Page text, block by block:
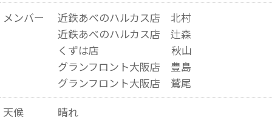
メンバー
近鉄あべのハルカス店 北村
近鉄あべのハルカス店 辻森
くずは店 秋山
グランフロント大阪店 豊島
グランフロント大阪店 鷲尾
天候
晴れ